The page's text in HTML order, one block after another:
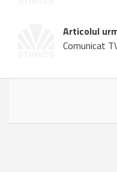
Articolul
Comunicat